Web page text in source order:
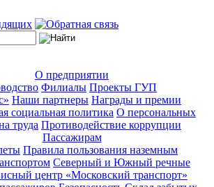
О предприятии
Филиалы Проекты ГУП
Наши партнеры Награды и премии
социальная политика О персональных
труда Противодействие коррупции
Пассажирам
Правила пользования наземным
Северный и Южный речные
центр «Московский транспорт»